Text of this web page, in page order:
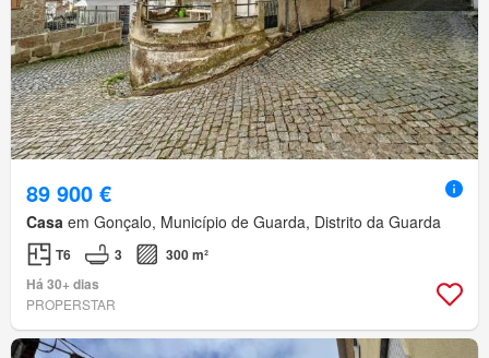
89 900 €
Casa em Gonçalo, Município de Guarda, Distrito da Guarda
T6 3
300 m²
Há 30+ dias
PROPERSTAR